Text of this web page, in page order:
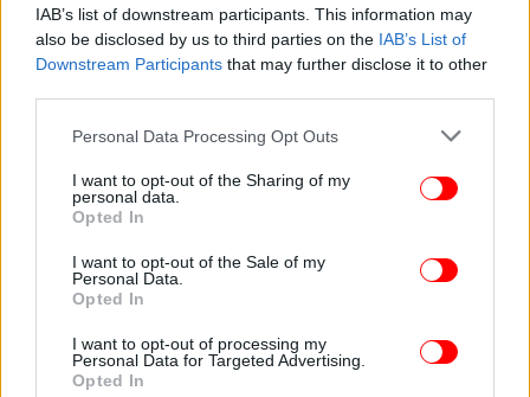
IAB’s list of downstream participants. This information may
also be disclosed by us to third parties on the IAB’s List of
Downstream Participants that may further disclose it to other
Please note that this website/app uses one or more Google
not limited to your visit or usage behaviour. You may click to
grant or deny consent to Google and its third-party tags to
use your data for below specified purposes in below Google
consent section.
Personal Data Processing Opt Outs
I want to opt-out of the Sharing of my
personal data.
Opted In
I want to opt-out of the Sale of my
Personal Data.
Opted In
I want to opt-out of processing my
Personal Data for Targeted Advertising.
Opted In
Λίγο νωρίτερα, στον αντίστοιχο τελικό των 5
στεφανιών και με την Ανδρονίκη Αγάθου αντί της
αγγίξει και πάλι μια θέση στο βάθρο,
καταλαμβάνοντας την 4η θέση με 22,950 βαθμούς,
πίσω από τη Βουλγαρία (28,600 β.), την Ιαπωνία
Μία ανάσα από το μετάλλιο έφτασε και η 16χρονη
εντυπωσίασε και πάλι στις κορύνες, κατακτώντας
την 4η θέση στον τελικό με 28,600 βαθμούς και